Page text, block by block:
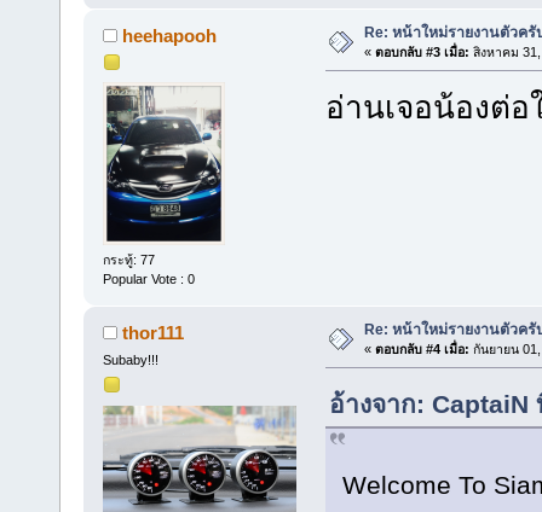
heehapooh
กระทู้: 77
Popular Vote : 0
Re: หน้าใหม่รายงานตัวครั
« ตอบกลับ #3 เมื่อ: สิงหาคม
อ่านเจอน้องต่อ
thor111
Subaby!!!
Re: หน้าใหม่รายงานตัวครั
« ตอบกลับ #4 เมื่อ: กันยายน
อ้างจาก: CaptaiN
Welcome To